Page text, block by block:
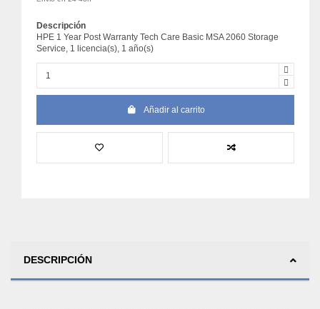
Descripción
HPE 1 Year Post Warranty Tech Care Basic MSA 2060 Storage
Service, 1 licencia(s), 1 año(s)
Añadir al carrito
DESCRIPCIÓN